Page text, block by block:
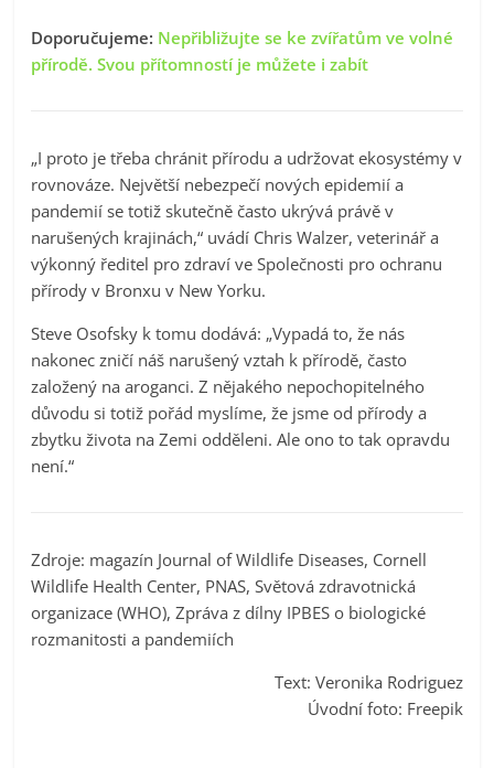
Doporučujeme: Nepřibližujte se ke zvířatům ve volné
přírodě. Svou přítomností je můžete i zabít
„I proto je třeba chránit přírodu a udržovat ekosystémy v
rovnováze. Největší nebezpečí nových epidemií a
pandemií se totiž skutečně často ukrývá právě v
narušených krajinách,“ uvádí Chris Walzer, veterinář a
výkonný ředitel pro zdraví ve Společnosti pro ochranu
přírody v Bronxu v New Yorku.
Steve Osofsky k tomu dodává: „Vypadá to, že nás
nakonec zničí náš narušený vztah k přírodě, často
založený na aroganci. Z nějakého nepochopitelného
důvodu si totiž pořád myslíme, že jsme od přírody a
zbytku života na Zemi odděleni. Ale ono to tak opravdu
není.“
Zdroje: magazín Journal of Wildlife Diseases, Cornell
Wildlife Health Center, PNAS, Světová zdravotnická
organizace (WHO), Zpráva z dílny IPBES o biologické
rozmanitosti a pandemiích
Text: Veronika Rodriguez
Úvodní foto: Freepik